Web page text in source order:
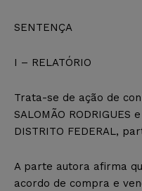
SENTENÇA
I – RELATÓRIO
Trata-se de ação de
SALOMÃO
DISTRITO FEDERAL,
A parte autora afirma
acordo de compra e